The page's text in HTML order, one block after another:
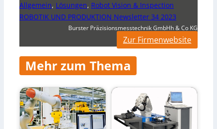
Allgemein, Lösungen, Robot Vision & Inspection
ROBOTIK UND PRODUKTION Newsletter 34 2023
Burster Präzisionsmesstechnik GmbHh & Co KG
Zur Firmenwebsite
Mehr zum Thema